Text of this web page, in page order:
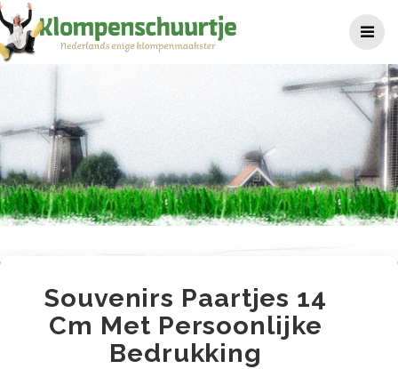
naar
de
Souvenirs paartjes 14 cm
Souvenirs Paartjes 14
Cm Met Persoonlijke
Bedrukking